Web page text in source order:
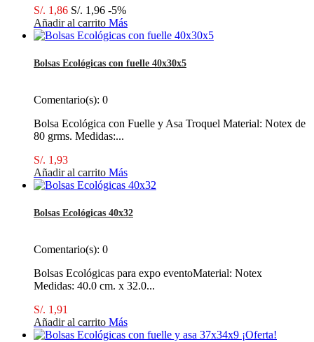
S/. 1,86 S/. 1,96 -5%
Añadir al carrito Más
Bolsas Ecológicas con fuelle 40x30x5
Comentario(s): 0
Bolsa Ecológica con Fuelle y Asa Troquel Material: Notex de
80 grms. Medidas:...
S/. 1,93
Añadir al carrito Más
Bolsas Ecológicas 40x32
Comentario(s): 0
Bolsas Ecológicas para expo eventoMaterial: Notex
Medidas: 40.0 cm. x 32.0...
S/. 1,91
Añadir al carrito Más
¡Oferta!